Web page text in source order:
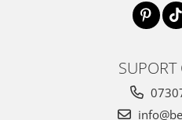
SUPORT